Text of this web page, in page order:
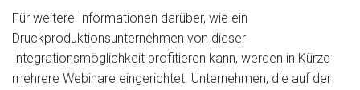
Für weitere Informationen darüber, wie ein
Druckproduktionsunternehmen von dieser
Integrationsmöglichkeit profitieren kann, werden in Kürze
mehrere Webinare eingerichtet. Unternehmen, die auf der